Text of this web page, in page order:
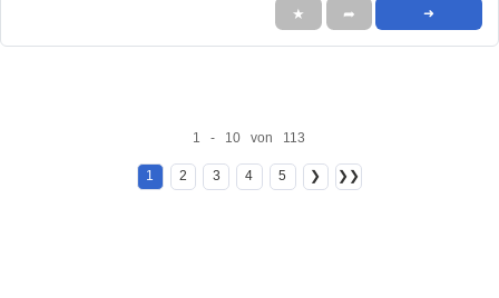
★ ➦ ➜
1 - 10 von 113
1 2 3 4 5 ❯ ❯❯